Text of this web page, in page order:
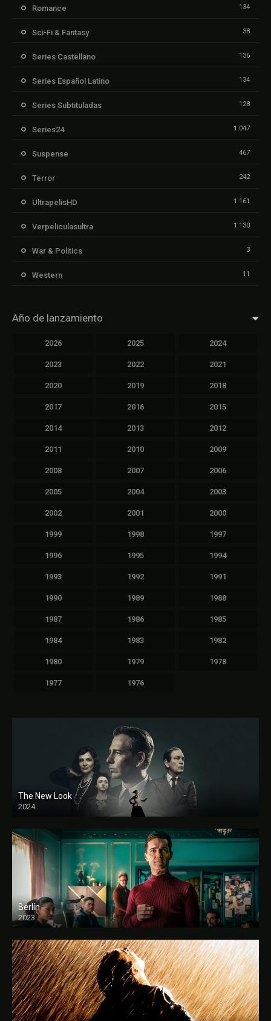
Romance 134
Sci-Fi & Fantasy 38
Series Castellano 136
Series Español Latino 134
Series Subtituladas 128
Series24 1.047
Suspense 467
Terror 242
UltrapelisHD 1.161
Verpeliculasultra 1.130
War & Politics 3
Western 11
Año de lanzamiento
2026 2025 2024
2023 2022 2021
2020 2019 2018
2017 2016 2015
2014 2013 2012
2011 2010 2009
2008 2007 2006
2005 2004 2003
2002 2001 2000
1999 1998 1997
1996 1995 1994
1993 1992 1991
1990 1989 1988
1987 1986 1985
1984 1983 1982
1980 1979 1978
1977 1976
The New Look
2024
Berlín
2023